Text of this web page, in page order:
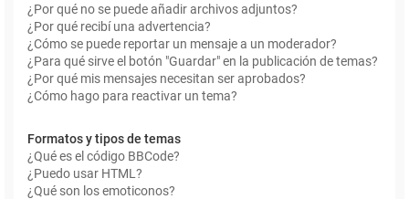
¿Por qué no se puede añadir archivos adjuntos?
¿Por qué recibí una advertencia?
¿Cómo se puede reportar un mensaje a un moderador?
¿Para qué sirve el botón "Guardar" en la publicación de temas?
¿Por qué mis mensajes necesitan ser aprobados?
¿Cómo hago para reactivar un tema?
Formatos y tipos de temas
¿Qué es el código BBCode?
¿Puedo usar HTML?
¿Qué son los emoticonos?